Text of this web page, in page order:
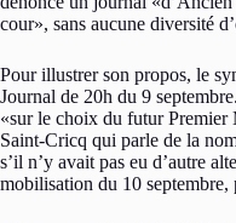
cour», sans aucune diversité
Pour illustrer son propos, le
Journal de 20h du 9
«sur le choix du futur Premier
Saint-Cricq qui parle de la
s’il n’y avait pas eu d’autre
mobilisation du 10 septembre,